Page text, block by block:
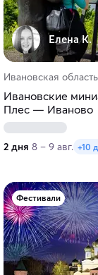
Елена К.
Ивановская область
Ивановские
Плес — Иваново
2 дня 8 – 9 авг. +10
Фестивали